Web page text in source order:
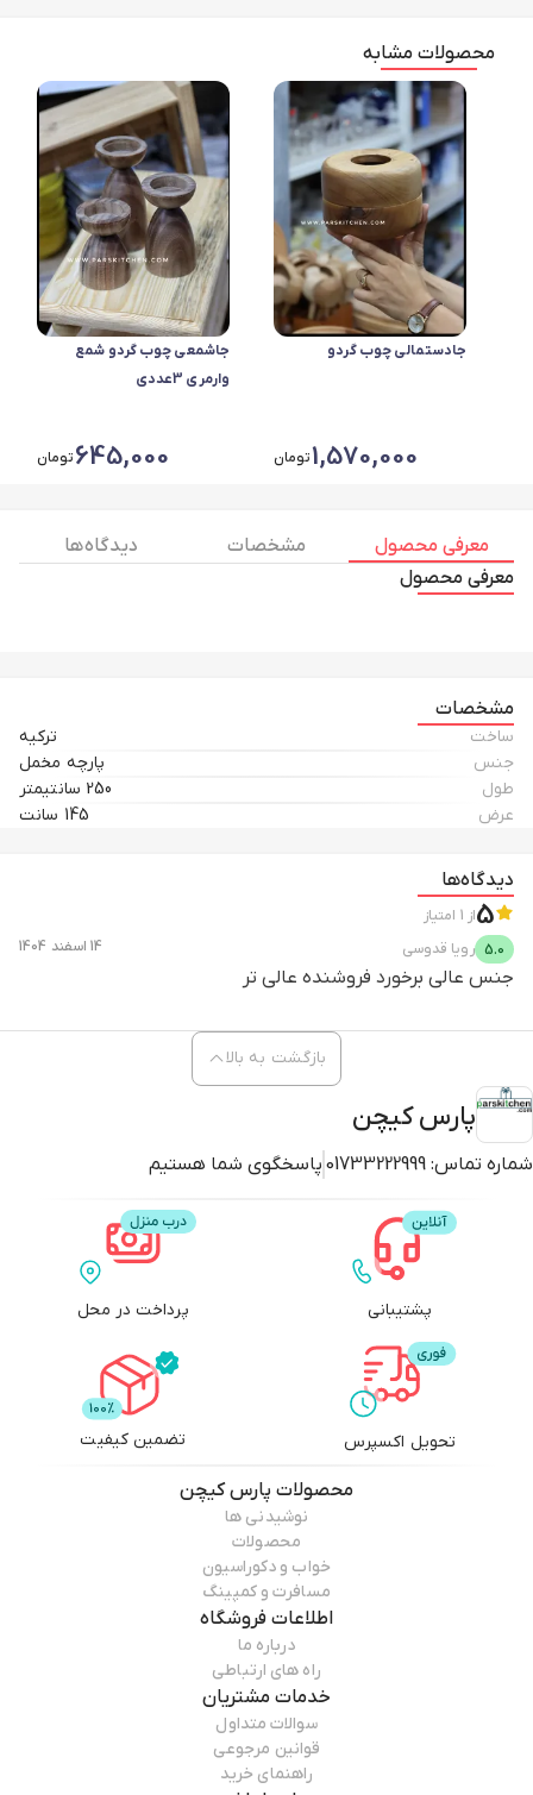
محصولات مشابه
جادستمالی چوب گردو
1,570,000تومان
جاشمعی چوب گردو شمع
وارمری 3عددی
645,000تومان
معرفی محصول مشخصات
دیدگاه ها
معرفی محصول
مشخصات
ساخت
ترکیه
جنس
پارچه مخمل
طول
250 سانتیمتر
عرض
145 سانت
دیدگاه‌ها
5از 1 امتیاز
5.0 رویا قدوسی 14 اسفند 1404
جنس عالی برخورد فروشنده عالی تر
پارس کیچن
شماره تماس: 01733222999 پاسخگوی شما هستیم
بازگشت به بالا
پشتیبانی پرداخت در محل
تحویل اکسپرس تضمین کیفیت
محصولات پارس کیچن
نوشیدنی ها
محصولات
خواب و دکوراسیون
مسافرت و کمپینگ
اطلاعات فروشگاه
درباره ما
راه های ارتباطی
خدمات مشتریان
سوالات متداول
قوانین مرجوعی
راهنمای خرید